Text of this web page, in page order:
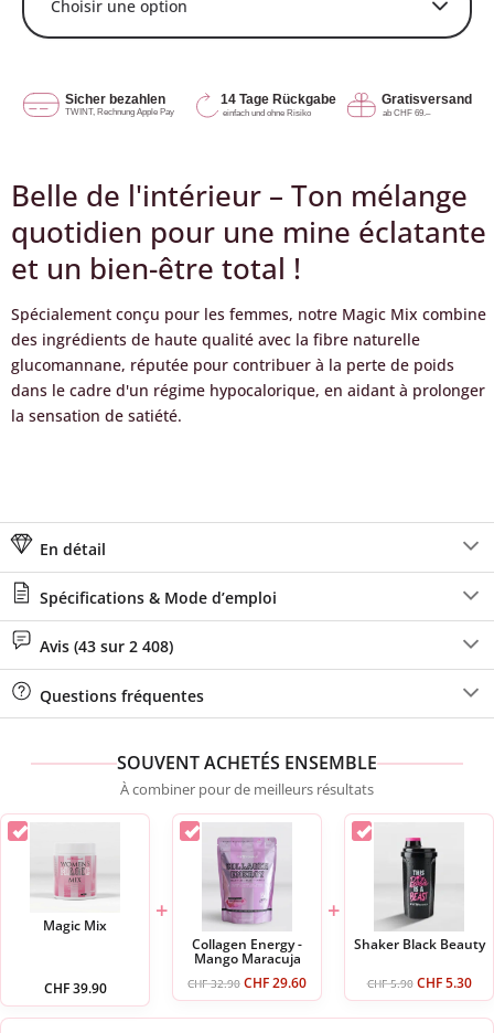
Belle de l'intérieur – Ton mélange
quotidien pour une mine éclatante
et un bien-être total !
Spécialement conçu pour les femmes, notre Magic Mix combine
des ingrédients de haute qualité avec la fibre naturelle
glucomannane, réputée pour contribuer à la perte de poids
dans le cadre d'un régime hypocalorique, en aidant à prolonger
la sensation de satiété.
En détail
Spécifications & Mode d’emploi
Avis (43 sur 2 408)
Questions fréquentes
SOUVENT ACHETÉS ENSEMBLE
À combiner pour de meilleurs résultats
Magic Mix
CHF39.90
+
Collagen Energy -
Mango Maracuja
CHF32.90 CHF29.60
+
Shaker Black Beauty
CHF5.90 CHF5.30